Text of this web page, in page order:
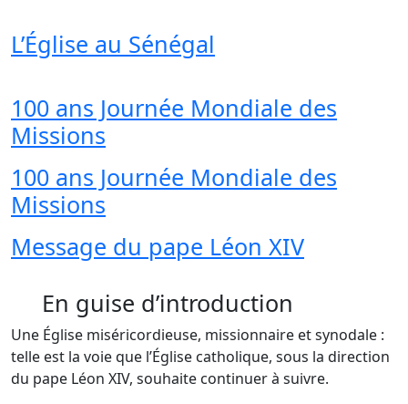
L’Église au Sénégal
100 ans Journée Mondiale des
Missions
100 ans Journée Mondiale des
Missions
Message du pape Léon XIV
En guise d’introduction
Une Église miséricordieuse, missionnaire et synodale :
telle est la voie que l’Église catholique, sous la direction
du pape Léon XIV, souhaite continuer à suivre.